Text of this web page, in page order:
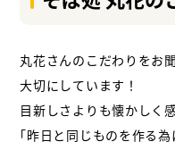
丸花さんのこだわりをお
大切にしています！
目新しさよりも懐かしく
｢昨日と同じものを作る